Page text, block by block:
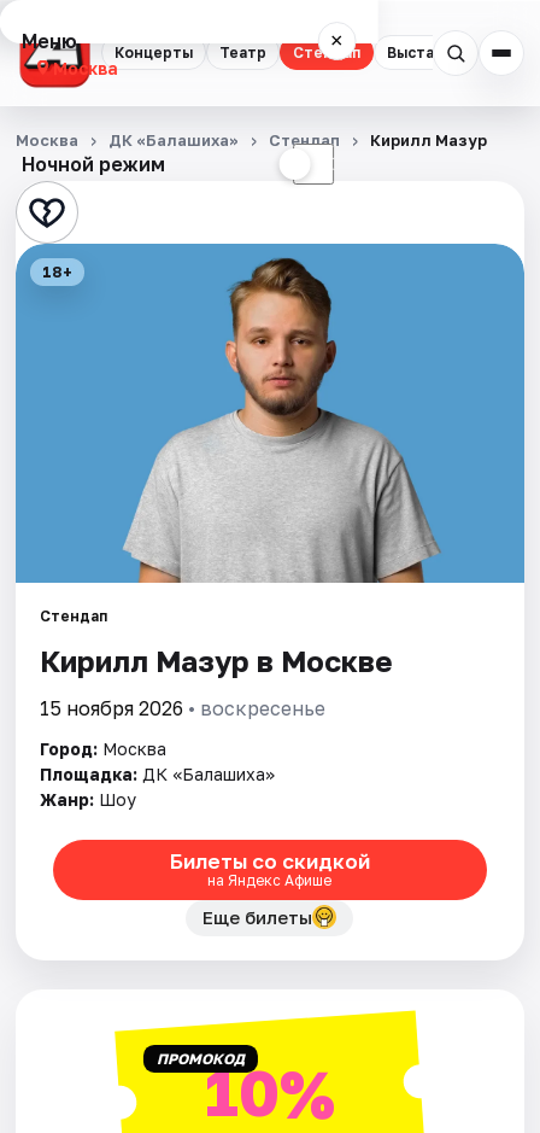
Концерты Театр Стендап Выставки
Меню ×
Москва
Концерты
Театр
Стендап
Площадки
Артисты
Рейтинги
Ночной режим ☾
Москва ДК «Балашиха» Стендап Кирилл Мазур
18+
Стендап
Кирилл Мазур в Москве
15 ноября 2026 • воскресенье
Город: Москва
Площадка: ДК «Балашиха»
Жанр: Шоу
Билеты со скидкой
на Яндекс Афише
Еще билеты
ПРОМОКОД10%